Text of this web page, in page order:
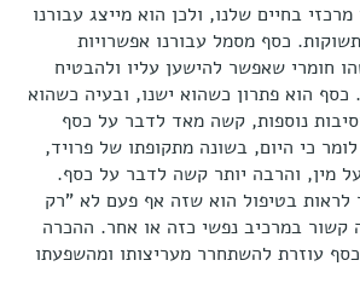
בחיים שלנו, ולכן הוא מייצג עבורנו
כסף מסמל עבורנו אפשרויות
חומרי שאפשר להישען עליו ולהבטיח
כסף הוא פתרון כשהוא ישנו, ובעיה כשהוא
נוספות, קשה מאד לדבר על כסף
כי היום, בשונה מתקופתו של פרויד,
מין, והרבה יותר קשה לדבר על כסף.
בטיפול הוא שזה אף פעם לא "רק
קשור במרכיב נפשי כזה או אחר. ההכרה
עוזרת להשתחרר מעריצותו ומהשפעתו